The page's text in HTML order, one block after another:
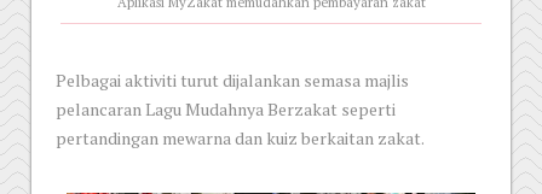
Pelbagai aktiviti turut dijalankan semasa majlis
pelancaran Lagu Mudahnya Berzakat seperti
pertandingan mewarna dan kuiz berkaitan zakat.